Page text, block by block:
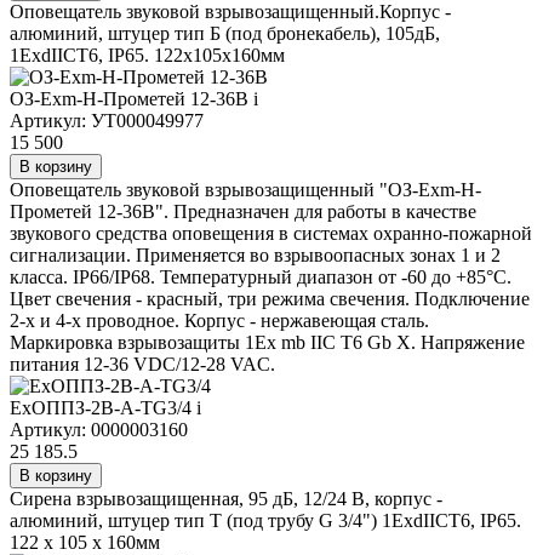
Оповещатель звуковой взрывозащищенный.Корпус -
алюминий, штуцер тип Б (под бронекабель), 105дБ,
1ExdIICT6, IP65. 122х105х160мм
ОЗ-Exm-Н-Прометей 12-36В i
Артикул: УТ000049977
15 500
В корзину
Оповещатель звуковой взрывозащищенный "ОЗ-Exm-Н-
Прометей 12-36В". Предназначен для работы в качестве
звукового средства оповещения в системах охранно-пожарной
сигнализации. Применяется во взрывоопасных зонах 1 и 2
класса. IP66/IP68. Температурный диапазон от -60 до +85°C.
Цвет свечения - красный, три режима свечения. Подключение
2-х и 4-х проводное. Корпус - нержавеющая сталь.
Маркировка взрывозащиты 1Ex mb IIC T6 Gb X. Напряжение
питания 12-36 VDC/12-28 VAC.
ExОППЗ-2В-А-ТG3/4 i
Артикул: 0000003160
25 185.5
В корзину
Сирена взрывозащищенная, 95 дБ, 12/24 В, корпус -
алюминий, штуцер тип Т (под трубу G 3/4") 1ExdIICT6, IP65.
122 х 105 х 160мм